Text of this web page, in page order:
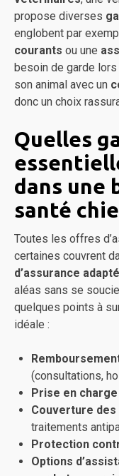
propose diverses
englobent par
courants ou une
besoin de garde lors
son animal avec un
donc un choix
Quelles
dans une
santé
Toutes les offres
certaines couvrent
d’assurance adapté
aléas sans se
quelques points à
idéale :
(consultations,
Prise en
Couverture
traitements
Protection
Options